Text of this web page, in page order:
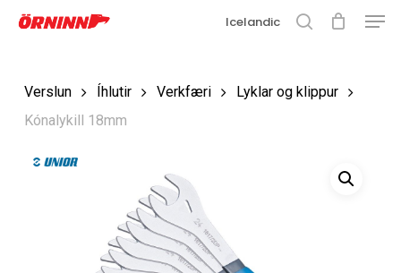
Fara
Loka
Icelandic
Verslun Íhlutir Verkfæri
Lyklar og klippur
Kónalykill 18mm